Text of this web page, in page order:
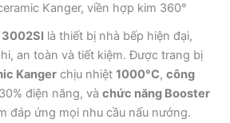
Kanger, viền hợp kim 360°
3002SI là thiết bị nhà bếp hiện đại,
an toàn và tiết kiệm. Được trang bị
Kanger chịu nhiệt 1000°C, công
điện năng, và chức năng Booster
đáp ứng mọi nhu cầu nấu nướng.